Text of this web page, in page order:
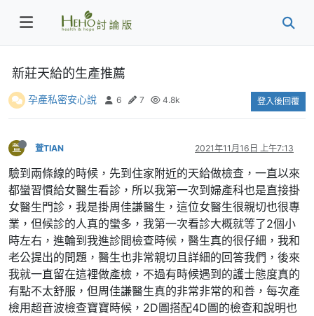
新莊天給的生產推薦
孕產私密安心說 6 7 4.8k 登入後回覆
萱 萱TIAN 2021年11月16日 上午7:13
驗到兩條線的時候，先到住家附近的天給做檢查，一直以來
都蠻習慣給女醫生看診，所以我第一次到婦產科也是直接掛
女醫生門診，我是掛周佳謙醫生，這位女醫生很親切也很專
業，但候診的人真的蠻多，我第一次看診大概就等了2個小
時左右，進輪到我進診間檢查時候，醫生真的很仔細，我和
老公提出的問題，醫生也非常親切且詳細的回答我們，後來
我就一直留在這裡做產檢，不過有時候遇到的護士態度真的
有點不太舒服，但周佳謙醫生真的非常非常的和善，每次產
檢用超音波檢查寶寶時候，2D圖搭配4D圖的檢查和說明也